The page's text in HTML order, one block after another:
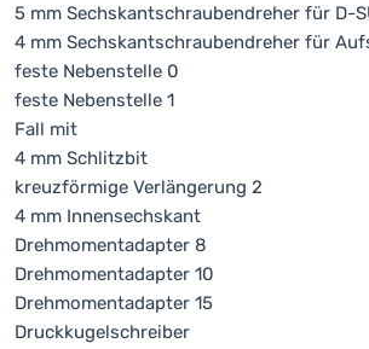
5 mm Sechskantschraubendreher für D-
4 mm Sechskantschraubendreher für
feste Nebenstelle 0
feste Nebenstelle 1
Fall mit
4 mm Schlitzbit
kreuzförmige Verlängerung 2
4 mm Innensechskant
Drehmomentadapter 8
Drehmomentadapter 10
Drehmomentadapter 15
Druckkugelschreiber